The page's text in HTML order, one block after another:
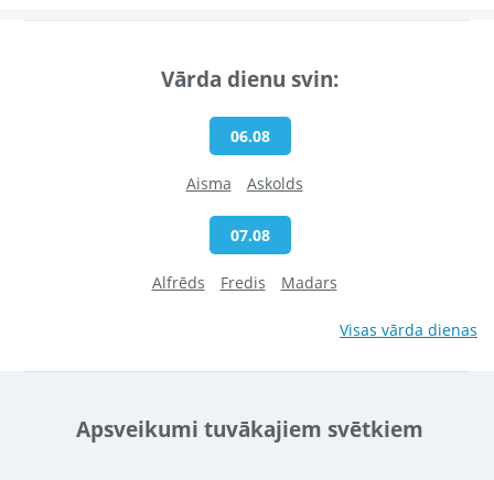
Vārda dienu svin:
06.08
Aisma Askolds
07.08
Alfrēds Fredis Madars
Visas vārda dienas
Apsveikumi tuvākajiem svētkiem